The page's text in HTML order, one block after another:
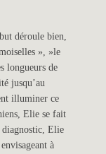
déroule bien,
», »le
longueurs de
jusqu’au
illuminer ce
Elie se fait
diagnostic, Elie
à